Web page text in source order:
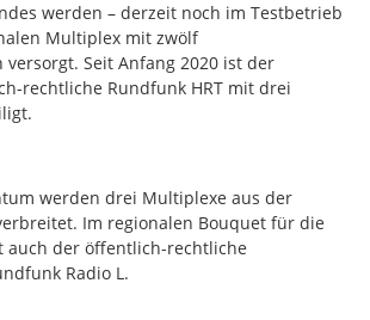
werden – derzeit noch im Testbetrieb
Multiplex mit zwölf
versorgt. Seit Anfang 2020 ist der
rechtliche Rundfunk HRT mit drei
werden drei Multiplexe aus der
Im regionalen Bouquet für die
auch der öffentlich-rechtliche
Radio L.